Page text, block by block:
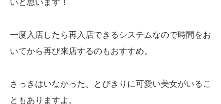
いと思います！
一度入店したら再入店できるシステムなので時間をお
いてから再び来店するのもおすすめ。
さっきはいなかった、とびきりに可愛い美女がいるこ
ともありますよ。